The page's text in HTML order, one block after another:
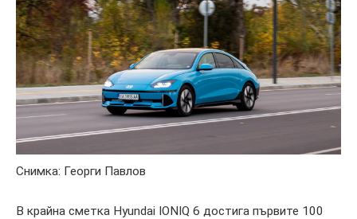
Снимка: Георги Павлов
В крайна сметка Hyundai IONIQ 6 достига първите 100